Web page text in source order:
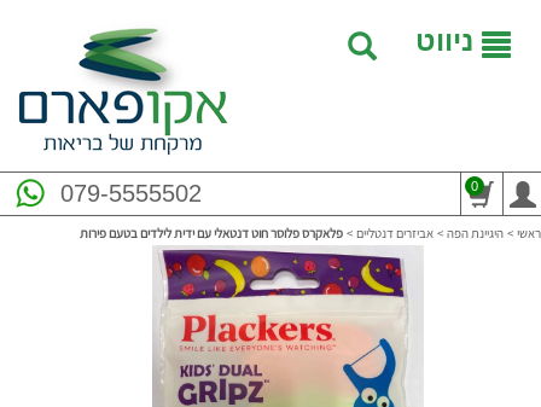
ניווט
079-5555502 0
ראשי > היגיינת הפה > אביזרים דנטליים > פלאקרס פלוסר חוט דנטאלי עם ידית לילדים בטעם פירות